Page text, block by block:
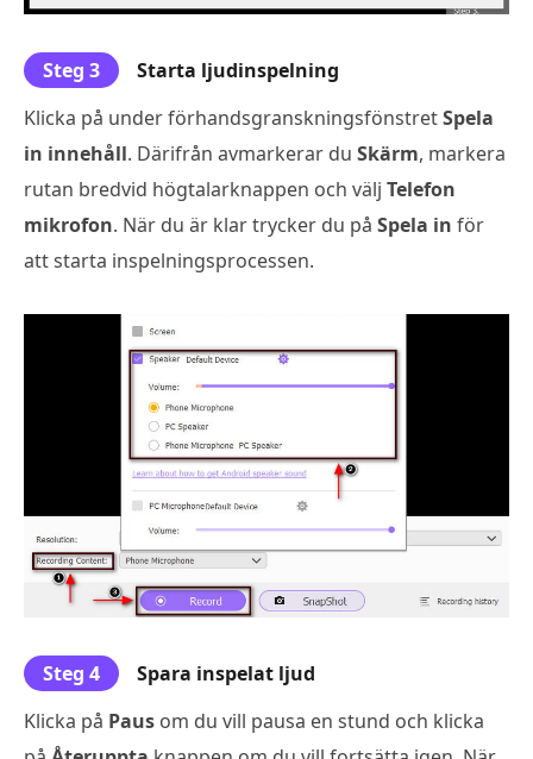
Steg 3
Starta ljudinspelning
Klicka på under förhandsgranskningsfönstretSpela
in innehåll. Därifrån avmarkerar du Skärm, markera
rutan bredvid högtalarknappen och välj Telefon
mikrofon. När du är klar trycker du på Spela in för
att starta inspelningsprocessen.
Steg 4
Spara inspelat ljud
Klicka på Paus om du vill pausa en stund och klicka